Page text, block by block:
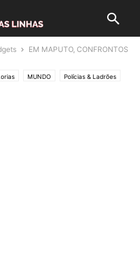
EM MAPUTO, CONFRONTOS
MUNDO Polícias & Ladrões